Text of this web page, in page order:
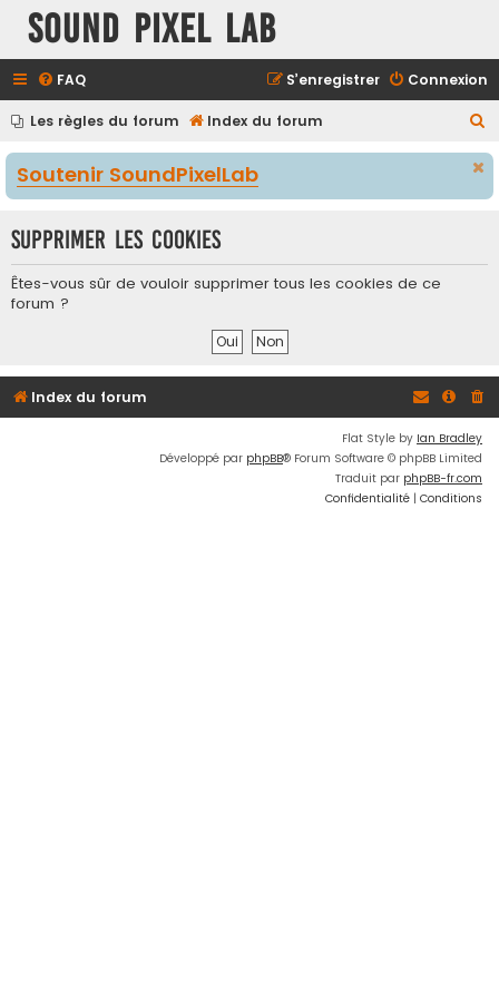
Sound Pixel Lab
FAQ Connexion
S’enregistrer
Les règles du forum Index du forum
e
r
r
Soutenir SoundPixelLab
Supprimer les cookies
Êtes-vous sûr de vouloir supprimer tous les cookies de ce
forum ?
Index du forum
Flat Style by Ian Bradley
Développé par phpBB® Forum Software © phpBB Limited
Traduit par phpBB-fr.com
Confidentialité | Conditions